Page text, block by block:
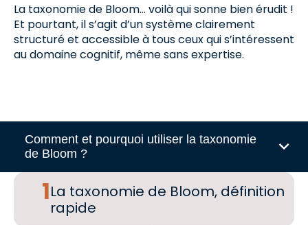
La taxonomie de Bloom… voilà qui sonne bien érudit !
Et pourtant, il s’agit d’un système clairement
structuré et accessible à tous ceux qui s’intéressent
au domaine cognitif, même sans expertise.
La taxonomie de Bloom, définition
rapide
Comment et pourquoi utiliser la taxonomie
de Bloom ?